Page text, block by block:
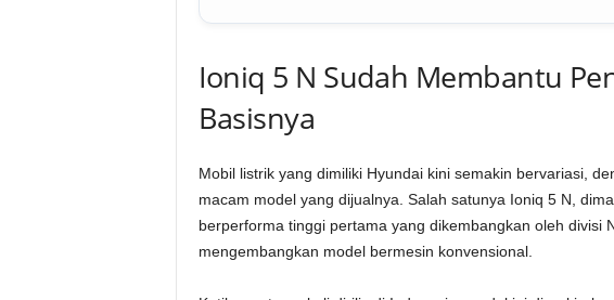
Ioniq 5 N Sudah Membantu
Basisnya
Mobil listrik yang dimiliki Hyundai kini semakin bervariasi,
macam model yang dijualnya. Salah satunya Ioniq 5 N,
berperforma tinggi pertama yang dikembangkan oleh divisi
mengembangkan model bermesin konvensional.